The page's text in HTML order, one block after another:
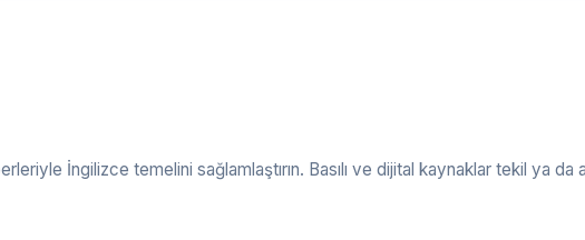
İngilizce temelini sağlamlaştırın. Basılı ve dijital kaynaklar tekil ya da